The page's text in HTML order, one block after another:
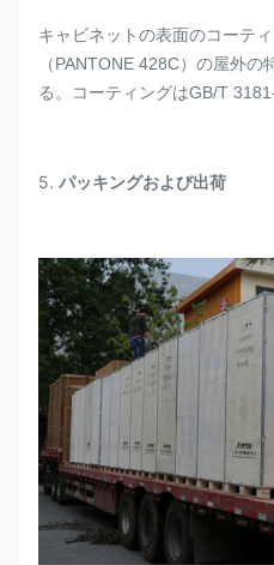
キャビネットの表面のコーテ
（PANTONE 428C）の屋外
る。コーティングはGB/T
5. パッキングおよび出荷